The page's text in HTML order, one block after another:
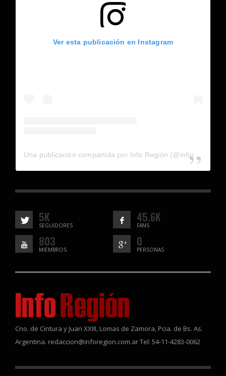
Ver esta publicación en Instagram
5K
SEGUIDORES
45.6K
FANS
803
MIEMBROS
0
PERSONAS
Cno. de Cintura y Juan XXIII, Lomas de Zamora, Pcia. de Bs. As.
Argentina. redaccion@inforegion.com.ar Tel: 54-11-4283-0062